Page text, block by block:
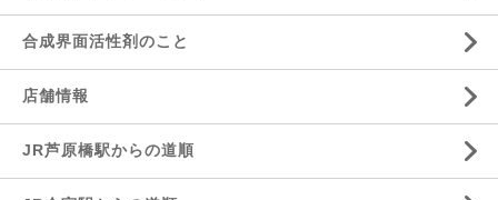
合成界面活性剤のこと
店舗情報
JR芦原橋駅からの道順